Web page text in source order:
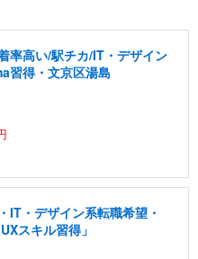
率高い/駅チカ/IT・デザイン
習得・文京区湯島
IT・デザイン系転職希望・
スキル習得」